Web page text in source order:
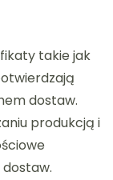
takie jak
dostaw.
produkcją i